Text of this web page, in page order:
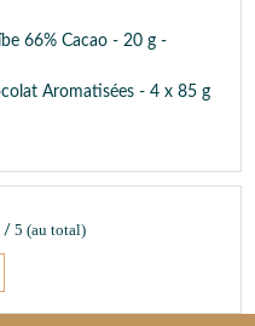
66% Cacao - 20 g -
Aromatisées - 4 x 85 g
/ 5 (au total)